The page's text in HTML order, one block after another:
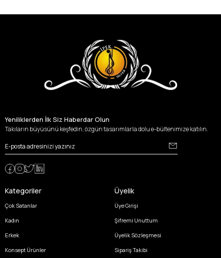
Yeniliklerden İlk Siz Haberdar Olun
Takıların büyüsünü keşfedin, özgün tasarımlarla dolu e-bültenimize katılın.
Kategoriler
Çok Satanlar
Kadın
Erkek
Konsept Ürünler
Üyelik
Üye Girişi
Şifremi Unuttum
Üyelik Sözleşmesi
Sipariş Takibi